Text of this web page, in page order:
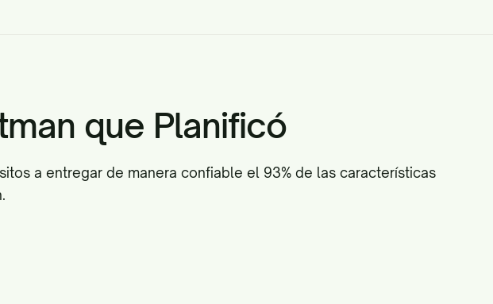
que Planificó
a entregar de manera confiable el 93% de las características